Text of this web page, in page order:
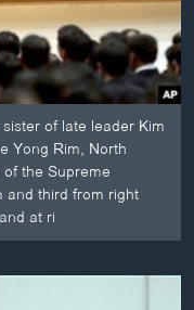
of late leader Kim
Yong Rim, North
the Supreme
and third from right
at ri